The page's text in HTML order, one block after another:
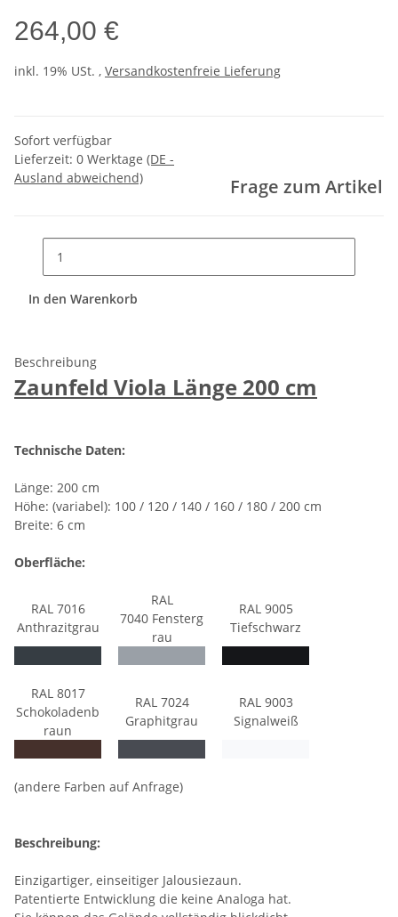
264,00 €
inkl. 19% USt. , Versandkostenfreie Lieferung
Sofort verfügbar
Lieferzeit: 0 Werktage (DE -
Ausland abweichend)
Frage zum Artikel
In den Warenkorb
Beschreibung
Zaunfeld Viola Länge 200 cm
Technische Daten:
Länge: 200 cm
Höhe: (variabel): 100 / 120 / 140 / 160 / 180 / 200 cm
Breite: 6 cm
Oberfläche:
RAL 7016
Anthrazitgrau
RAL
7040 Fensterg
rau
RAL 9005
Tiefschwarz
RAL 8017
Schokoladenb
raun
RAL 7024
Graphitgrau
RAL 9003
Signalweiß
(andere Farben auf Anfrage)
Beschreibung:
Einzigartiger, einseitiger Jalousiezaun.
Patentierte Entwicklung die keine Analoga hat.